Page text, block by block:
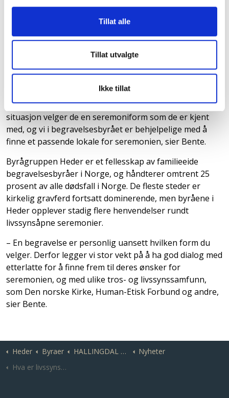
Tillat alle
Tillat utvalgte
Ikke tillat
regi i 2021. Andelen nordmenn som kaller seg kristne er
langt lavere enn 85%, og det er derfor rimelig å tro at
andelen gravferder i regi av Den norske kirke vil gå ned
livssynsåpne seremonier, er muligheten fortsatt lite
kjent i befolkningen mange steder, og derfor kan det ta
tid før vi ser de store endringene.
­– Når etterlatte står midt i sorgen og i en krevende
situasjon velger de en seremoniform som de er kjent
med, og vi i begravelsesbyrået er behjelpelige med å
finne et passende lokale for seremonien, sier Bente.
­Byrågruppen Heder er et fellesskap av familieeide
begravelsesbyråer i Norge, og håndterer omtrent 25
prosent av alle dødsfall i Norge. De fleste steder er
kirkelig gravferd fortsatt dominerende, men byråene i
Heder opplever stadig flere henvendelser rundt
livssynsåpne seremonier.
­– En begravelse er personlig uansett hvilken form du
velger. Derfor legger vi stor vekt på å ha god dialog med
etterlatte for å finne frem til deres ønsker for
seremonien, og med ulike tros- og livssynssamfunn,
som Den norske Kirke, Human-Etisk Forbund og andre,
sier Bente.
Heder Byraer HALLINGDAL | Gol Begravelsesbyrå
Nyheter
Hva er livssynsåpen begravelse?